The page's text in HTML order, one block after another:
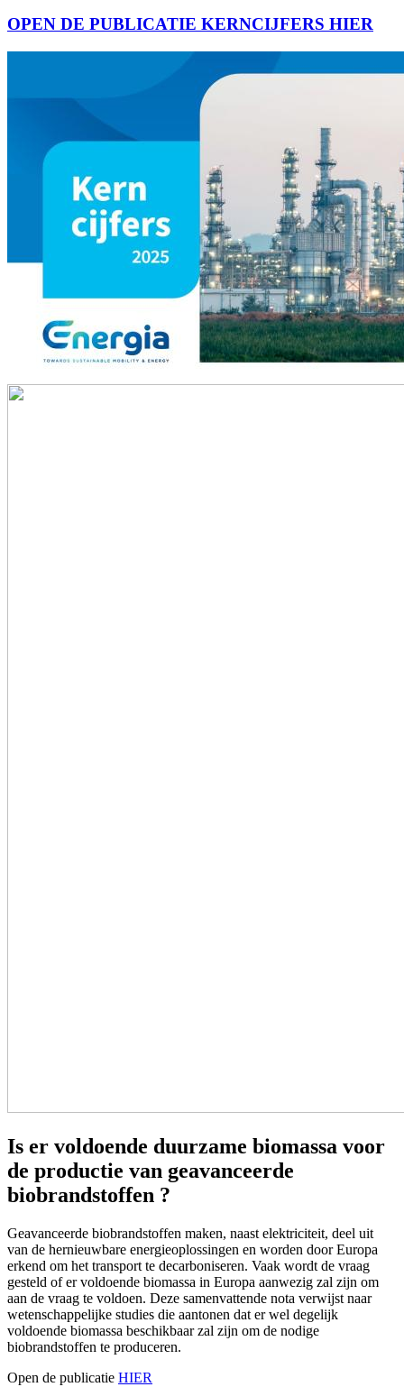
OPEN DE PUBLICATIE KERNCIJFERS HIER
Is er voldoende duurzame biomassa voor
de productie van geavanceerde
biobrandstoffen ?
Geavanceerde biobrandstoffen maken, naast elektriciteit, deel uit
van de hernieuwbare energieoplossingen en worden door Europa
erkend om het transport te decarboniseren. Vaak wordt de vraag
gesteld of er voldoende biomassa in Europa aanwezig zal zijn om
aan de vraag te voldoen. Deze samenvattende nota verwijst naar
wetenschappelijke studies die aantonen dat er wel degelijk
voldoende biomassa beschikbaar zal zijn om de nodige
biobrandstoffen te produceren.
Open de publicatie HIER